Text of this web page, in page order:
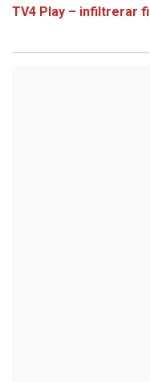
TV4 Play – infiltrerar